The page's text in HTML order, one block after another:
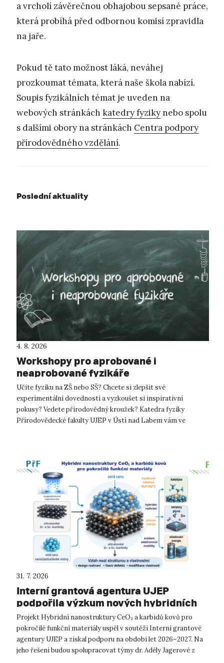
a vrcholí závěrečnou obhajobou sepsané práce,
která probíhá před odbornou komisí zpravidla
na jaře.
Pokud tě tato možnost láká, neváhej
prozkoumat témata, která naše škola nabízí.
Soupis fyzikálních témat je uveden na
webových stránkách katedry fyzikynebo spolu
s dalšími obory na stránkách Centra podpory
přírodovědného vzdělání.
Poslední aktuality
4. 8. 2026
Workshopy pro aprobované i
neaprobované fyzikáře
Učíte fyziku na ZŠ nebo SŠ? Chcete si zlepšit své
experimentální dovednosti a vyzkoušet si inspirativní
pokusy? Vedete přírodovědný kroužek? Katedra fyziky
Přírodovědecké fakulty UJEP v Ústí nad Labem vám ve
31. 7. 2026
Interní grantová agentura UJEP
podpořila výzkum nových hybridních
nanomateriálů
Projekt Hybridní nanostruktury CeO₂ a karbidů kovů pro
pokročilé funkční materiály uspěl v soutěži Interní grantové
agentury UJEP a získal podporu na období let 2026–2027. Na
jeho řešení budou spolupracovat týmy dr. Adély Jagerové z